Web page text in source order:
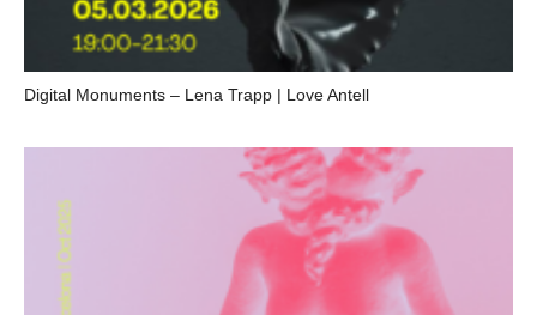
Digital Monuments – Lena Trapp | Love Antell